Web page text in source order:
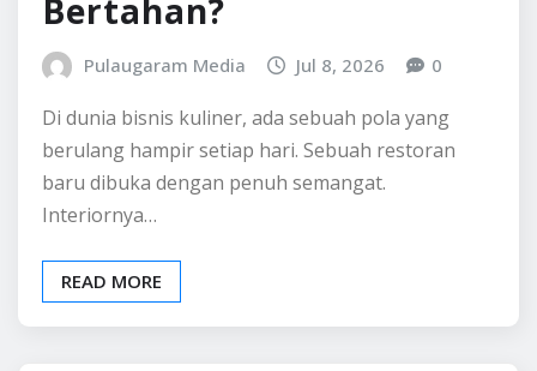
Bertahan?
Pulaugaram Media Jul 8, 2026 0
Di dunia bisnis kuliner, ada sebuah pola yang
berulang hampir setiap hari. Sebuah restoran
baru dibuka dengan penuh semangat.
Interiornya…
READ MORE